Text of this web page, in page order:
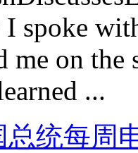
spoke
me on the
...
总统每周